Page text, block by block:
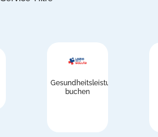
Gesundheitsleistungen
buchen